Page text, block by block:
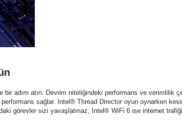
adım atın. Devrim niteliğindeki performans ve verimlilik
sağlar. Intel® Thread Director oyun oynarken
görevler sizi yavaşlatmaz, Intel® WiFi 6 ise internet